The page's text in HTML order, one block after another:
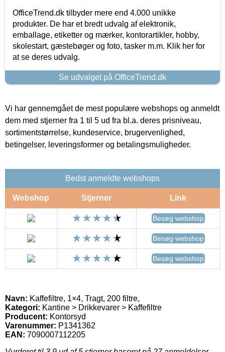
OfficeTrend.dk tilbyder mere end 4.000 unikke
produkter. De har et bredt udvalg af elektronik,
emballage, etiketter og mærker, kontorartikler, hobby,
skolestart, gæstebøger og foto, tasker m.m. Klik her for
at se deres udvalg.
Se udvalget på OfficeTrend.dk
Vi har gennemgået de mest populære webshops og anmeldt
dem med stjerner fra 1 til 5 ud fra bl.a. deres prisniveau,
sortimentstørrelse, kundeservice, brugervenlighed,
betingelser, leveringsformer og betalingsmuligheder.
Bedst anmeldte webshops
Webshop Stjerner Link
Besøg webshop
Besøg webshop
Besøg webshop
Navn: Kaffefiltre, 1×4, Tragt, 200 filtre,
Kategori: Kantine > Drikkevarer > Kaffefiltre
Producent: Kontorsyd
Varenummer: P1341362
EAN: 7090007112205